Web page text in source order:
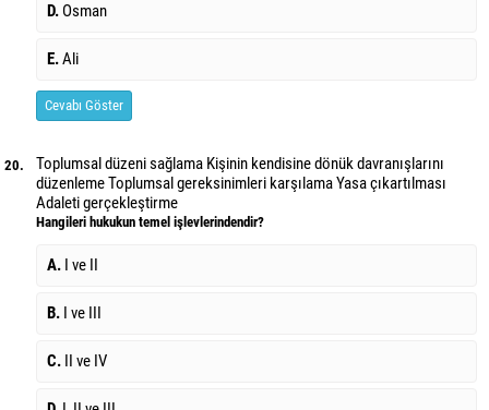
D. Osman
E.Ali
Cevabı Göster
20.
Toplumsal düzeni sağlama Kişinin kendisine dönük davranışlarını
düzenleme Toplumsal gereksinimleri karşılama Yasa çıkartılması
Adaleti gerçekleştirme
Hangileri hukukun temel işlevlerindendir?
A. I ve II
B. I ve III
C. II ve IV